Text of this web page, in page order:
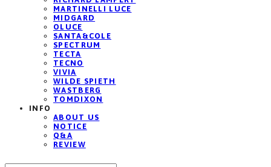
MARTINELLI LUCE
MIDGARD
OLUCE
SANTA&COLE
SPECTRUM
TECTA
TECNO
VIVIA
WILDE SPIETH
WASTBERG
TOMDIXON
INFO
ABOUT US
NOTICE
Q&A
REVIEW